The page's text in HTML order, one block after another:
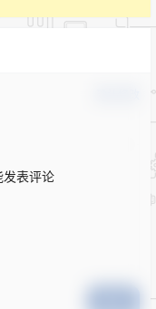
发表评论